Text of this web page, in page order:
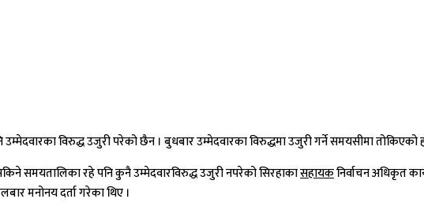
विरुद्ध उजुरी परेको छैन । बुधबार उम्मेदवारका विरुद्धमा उजुरी गर्ने समयसीमा तोकिएको
समयतालिका रहे पनि कुनै उम्मेदवारविरुद्ध उजुरी नपरेको सिरहाकासहायकनिर्वाचन अधिकृत
मनोनय दर्ता गरेका थिए ।